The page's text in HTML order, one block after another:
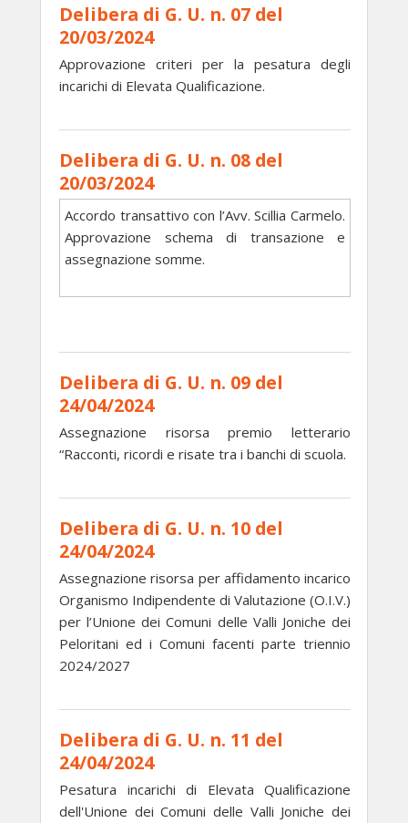
Delibera di G. U. n. 07 del
20/03/2024
Approvazione criteri per la pesatura degli
incarichi di Elevata Qualificazione.
Delibera di G. U. n. 08 del
20/03/2024
Accordo transattivo con l’Avv. Scillia Carmelo.
Approvazione schema di transazione e
assegnazione somme.
Delibera di G. U. n. 09 del
24/04/2024
Assegnazione risorsa premio letterario
“Racconti, ricordi e risate tra i banchi di scuola.
Delibera di G. U. n. 10 del
24/04/2024
Assegnazione risorsa per affidamento incarico
Organismo Indipendente di Valutazione (O.I.V.)
per l’Unione dei Comuni delle Valli Joniche dei
Peloritani ed i Comuni facenti parte triennio
2024/2027
Delibera di G. U. n. 11 del
24/04/2024
Pesatura incarichi di Elevata Qualificazione
dell'Unione dei Comuni delle Valli Joniche dei